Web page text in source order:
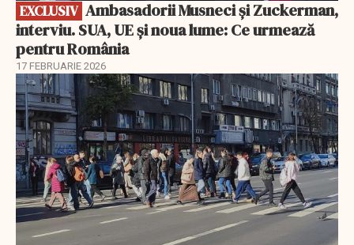
EXCLUSIV
interviu. SUA, UE și noua lume: Ce urmează
pentru România
17 FEBRUARIE 2026